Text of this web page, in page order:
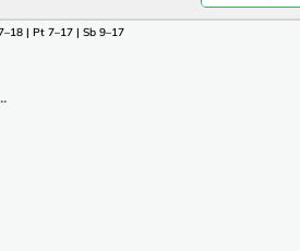
| Pt 7–17 | Sb 9–17Pn–